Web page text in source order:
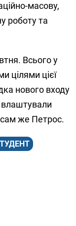
масову,
роботу та
Всього у
цілями цієї
нового входу
влаштували
сам же Петрос.